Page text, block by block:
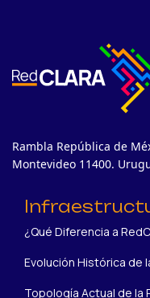
Rambla República de
Montevideo 11400.
¿Qué Diferencia a
Evolución Histórica de
Topología Actual de la